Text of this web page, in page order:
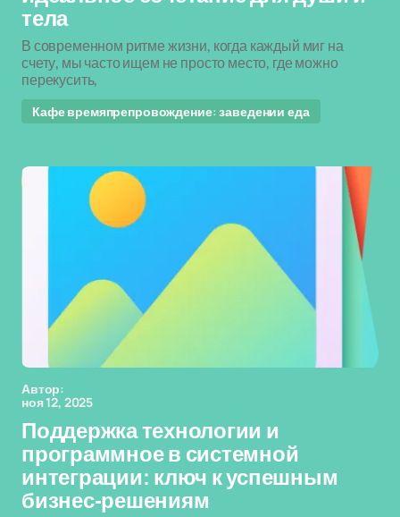
тела
В современном ритме жизни, когда каждый миг на
счету, мы часто ищем не просто место, где можно
перекусить,
Кафе времяпрепровождение: заведении еда
Автор:
ноя 12, 2025
Поддержка технологии и
программное в системной
интеграции: ключ к успешным
бизнес-решениям